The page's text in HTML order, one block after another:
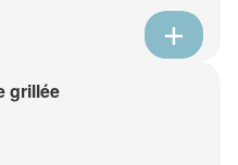
grillée